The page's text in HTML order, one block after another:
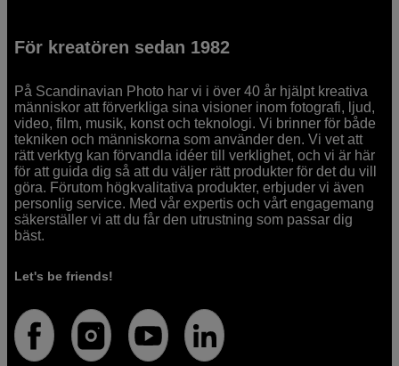
För kreatören sedan 1982
På Scandinavian Photo har vi i över 40 år hjälpt kreativa
människor att förverkliga sina visioner inom fotografi, ljud,
video, film, musik, konst och teknologi. Vi brinner för både
tekniken och människorna som använder den. Vi vet att
rätt verktyg kan förvandla idéer till verklighet, och vi är här
för att guida dig så att du väljer rätt produkter för det du vill
göra. Förutom högkvalitativa produkter, erbjuder vi även
personlig service. Med vår expertis och vårt engagemang
säkerställer vi att du får den utrustning som passar dig
bäst.
Let's be friends!